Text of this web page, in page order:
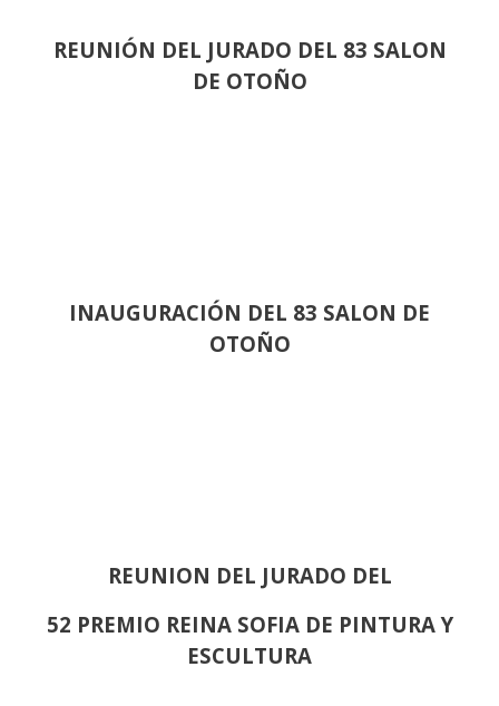
REUNIÓN DEL JURADO DEL 83 SALON
DE OTOÑO
INAUGURACIÓN DEL 83 SALON DE
OTOÑO
REUNION DEL JURADO DEL
52 PREMIO REINA SOFIA DE PINTURA Y
ESCULTURA